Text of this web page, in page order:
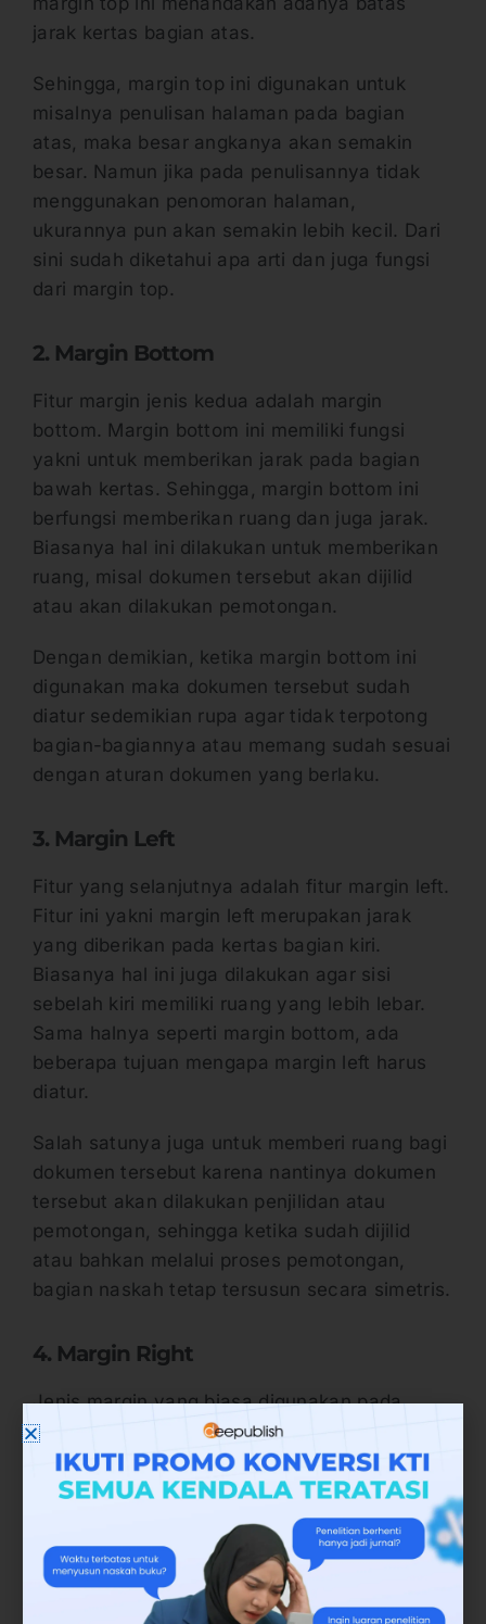
jarak kertas bagian atas.
Sehingga, margin top ini digunakan untuk
misalnya penulisan halaman pada bagian
atas, maka besar angkanya akan semakin
besar. Namun jika pada penulisannya tidak
menggunakan penomoran halaman,
ukurannya pun akan semakin lebih kecil. Dari
sini sudah diketahui apa arti dan juga fungsi
dari margin top.
2. Margin Bottom
Fitur margin jenis kedua adalah margin
bottom. Margin bottom ini memiliki fungsi
yakni untuk memberikan jarak pada bagian
bawah kertas. Sehingga, margin bottom ini
berfungsi memberikan ruang dan juga jarak.
Biasanya hal ini dilakukan untuk memberikan
ruang, misal dokumen tersebut akan dijilid
atau akan dilakukan pemotongan.
Dengan demikian, ketika margin bottom ini
digunakan maka dokumen tersebut sudah
diatur sedemikian rupa agar tidak terpotong
bagian-bagiannya atau memang sudah sesuai
dengan aturan dokumen yang berlaku.
3. Margin Left
Fitur yang selanjutnya adalah fitur margin left.
Fitur ini yakni margin left merupakan jarak
yang diberikan pada kertas bagian kiri.
Biasanya hal ini juga dilakukan agar sisi
sebelah kiri memiliki ruang yang lebih lebar.
Sama halnya seperti margin bottom, ada
beberapa tujuan mengapa margin left harus
diatur.
Salah satunya juga untuk memberi ruang bagi
dokumen tersebut karena nantinya dokumen
tersebut akan dilakukan penjilidan atau
pemotongan, sehingga ketika sudah dijilid
atau bahkan melalui proses pemotongan,
bagian naskah tetap tersusun secara simetris.
4. Margin Right
Jenis margin yang biasa digunakan pada
berbagai jenis margin yang selanjutnya yakni
margin right. Margin right ini merupakan
margin yang memiliki fungsi yakni memberi
jarak kertas pada sebelah kanan. Berbeda
dengan margin left, biasanya bagian kanan
kertas cenderung tidak digunakan untuk